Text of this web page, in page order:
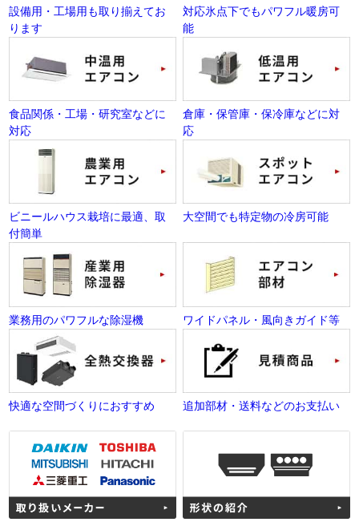
設備用・工場用も取り揃えてお
ります
対応氷点下でもパワフル暖房可
能
食品関係・工場・研究室などに
対応
倉庫・保管庫・保冷庫などに対
応
ビニールハウス栽培に最適、取
付簡単
大空間でも特定物の冷房可能
業務用のパワフルな除湿機 ワイドパネル・風向きガイド等
快適な空間づくりにおすすめ 追加部材・送料などのお支払い